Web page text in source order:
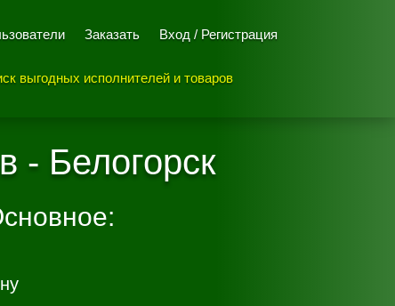
Заказать Вход / Регистрация
выгодных исполнителей и товаров
- Белогорск